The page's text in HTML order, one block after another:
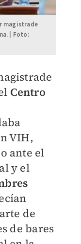
magistrade
| Foto:
Centro
VIH,
ante el
y el
de
de bares